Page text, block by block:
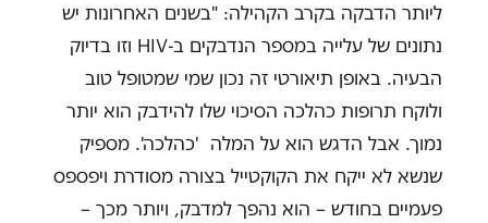
ליותר הדבקה בקרב הקהילה: "בשנים האחרונות יש
נתונים של עלייה במספר הנדבקים ב-HIV וזו בדיוק
הבעיה. באופן תיאורטי זה נכון שמי שמטופל טוב
ולוקח תרופות כהלכה הסיכוי שלו להידבק הוא יותר
נמוך. אבל הדגש הוא על המלה 'כהלכה'. מספיק
שנשא לא ייקח את הקוקטייל בצורה מסודרת ויפספס
פעמיים בחודש – הוא נהפך למדבק, ויותר מכך –